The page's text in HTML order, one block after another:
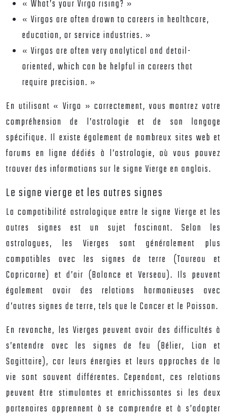
« What’s your Virgo rising? »
« Virgos are often drawn to careers in healthcare,
education, or service industries. »
« Virgos are often very analytical and detail-
oriented, which can be helpful in careers that
require precision. »
En utilisant « Virgo » correctement, vous montrez votre
compréhension de l’astrologie et de son langage
spécifique. Il existe également de nombreux sites web et
forums en ligne dédiés à l’astrologie, où vous pouvez
trouver des informations sur le signe Vierge en anglais.
Le signe vierge et les autres signes
La compatibilité astrologique entre le signe Vierge et les
autres signes est un sujet fascinant. Selon les
astrologues, les Vierges sont généralement plus
compatibles avec les signes de terre (Taureau et
Capricorne) et d’air (Balance et Verseau). Ils peuvent
également avoir des relations harmonieuses avec
d’autres signes de terre, tels que le Cancer et le Poisson.
En revanche, les Vierges peuvent avoir des difficultés à
s’entendre avec les signes de feu (Bélier, Lion et
Sagittaire), car leurs énergies et leurs approches de la
vie sont souvent différentes. Cependant, ces relations
peuvent être stimulantes et enrichissantes si les deux
partenaires apprennent à se comprendre et à s’adapter